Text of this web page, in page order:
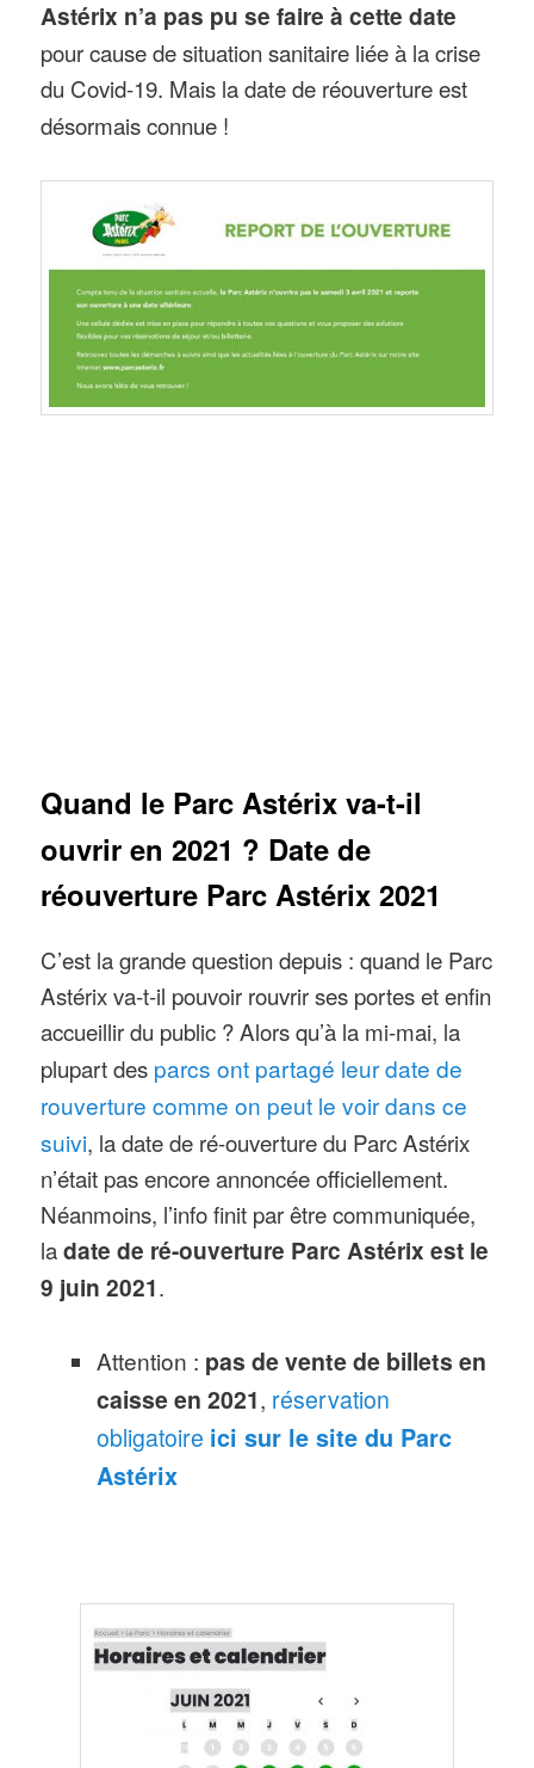
Astérix n’a pas pu se faire à cette date
pour cause de situation sanitaire liée à la crise
du Covid-19. Mais la date de réouverture est
désormais connue !
Quand le Parc Astérix va-t-il
ouvrir en 2021 ? Date de
réouverture Parc Astérix 2021
C’est la grande question depuis : quand le Parc
Astérix va-t-il pouvoir rouvrir ses portes et enfin
accueillir du public ? Alors qu’à la mi-mai, la
plupart des parcs ont partagé leur date de
rouverture comme on peut le voir dans ce
suivi, la date de ré-ouverture du Parc Astérix
n’était pas encore annoncée officiellement.
Néanmoins, l’info finit par être communiquée,
ladate de ré-ouverture Parc Astérix est le
9 juin 2021.
Attention : pas de vente de billets en
caisse en 2021, réservation
obligatoire ici sur le site du Parc
Astérix